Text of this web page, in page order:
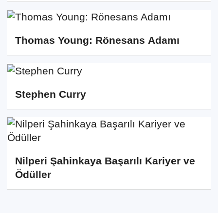
Thomas Young: Rönesans Adamı
Stephen Curry
Nilperi Şahinkaya Başarılı Kariyer ve
Ödüller